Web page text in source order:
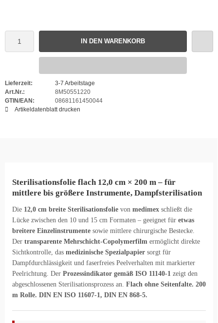
IN DEN WARENKORB
Lieferzeit:
3-7 Arbeitstage
Art.Nr.:
8M50551220
GTIN/EAN:
08681161450044
Artikeldatenblatt drucken
Sterilisationsfolie flach 12,0 cm × 200 m – für
mittlere bis größere Instrumente, Dampfsterilisation
Die 12,0 cm breite Sterilisationsfolie von medimex schließt die
Lücke zwischen den 10 und 15 cm Formaten – geeignet für etwas
breitere Einzelinstrumente sowie mittlere chirurgische Bestecke.
Der transparente Mehrschicht-Copolymerfilm ermöglicht direkte
Sichtkontrolle, das medizinische Spezialpapier sorgt für
Dampfdurchlässigkeit und faserfreies Peelverhalten mit markierter
Peelrichtung. Der Prozessindikator gemäß ISO 11140-1 zeigt den
abgeschlossenen Sterilisationsprozess an. Flach ohne Seitenfalte. 200
m Rolle. DIN EN ISO 11607-1, DIN EN 868-5.